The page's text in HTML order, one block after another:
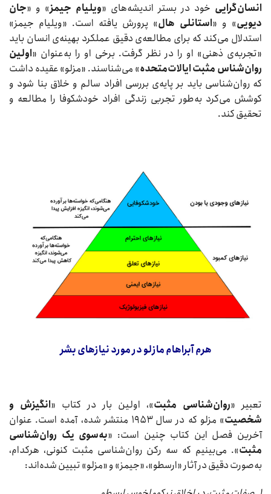
انسان‌گرایی خود در بستر اندیشه‌های «ویلیام جیمز» و «جان
دیویی» و «استانلی هال» پرورش یافته است. «ویلیام جیمز»
استدلال می‌کند که برای مطالعه‌ی دقیق عملکرد بهینه‌ی انسان باید
«تجربه‌ی ذهنی» او را در نظر گرفت. برخی او را به‌عنوان «اولین
روان‌شناس مثبت ایالات‌متحده» می‌شناسند. «مزلو» عقیده داشت
که روان‌شناسی باید بر پایه‌ی بررسی افراد سالم و خلاق بنا شود و
کوشش می‌کرد به‌طور تجربی زندگی افراد خودشکوفا را مطالعه و
تحقیق کند.
هرم آبراهام مازلو در موردنیازهای بشر
تعبیر «روان‌شناسی مثبت»، اولین بار در کتاب «انگیزش و
شخصیت
» مزلو که در سال ۱۹۵۳ منتشر شده، آمده است. عنوان
آخرین فصل این کتاب چنین است: «به‌سوی یک روان‌شناسی
مثبت». می‌بینیم که سه رکن روان‌شناسی مثبت کنونی، هرکدام،
به‌صورت دقیق در آثار «ارسطو»، «جیمز» و «مزلو» تبیین شده‌اند: